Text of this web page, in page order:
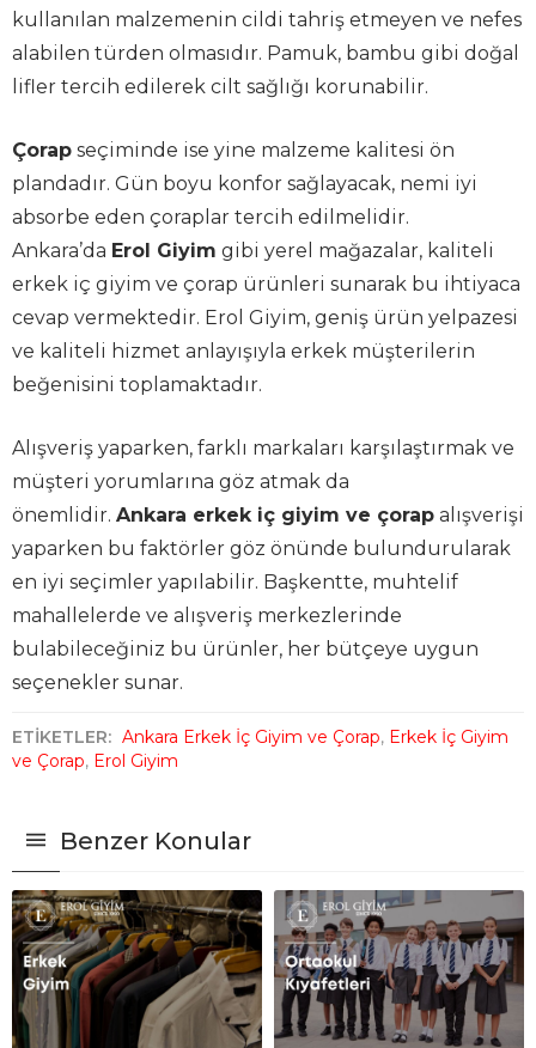
kullanılan malzemenin cildi tahriş etmeyen ve nefes
alabilen türden olmasıdır. Pamuk, bambu gibi doğal
lifler tercih edilerek cilt sağlığı korunabilir.
Çorap seçiminde ise yine malzeme kalitesi ön
plandadır. Gün boyu konfor sağlayacak, nemi iyi
absorbe eden çoraplar tercih edilmelidir.
Ankara’da Erol Giyim gibi yerel mağazalar, kaliteli
erkek iç giyim ve çorap ürünleri sunarak bu ihtiyaca
cevap vermektedir. Erol Giyim, geniş ürün yelpazesi
ve kaliteli hizmet anlayışıyla erkek müşterilerin
beğenisini toplamaktadır.
Alışveriş yaparken, farklı markaları karşılaştırmak ve
müşteri yorumlarına göz atmak da
önemlidir. Ankara erkek iç giyim ve çorap alışverişi
yaparken bu faktörler göz önünde bulundurularak
en iyi seçimler yapılabilir. Başkentte, muhtelif
mahallelerde ve alışveriş merkezlerinde
bulabileceğiniz bu ürünler, her bütçeye uygun
seçenekler sunar.
ETİKETLER: Ankara Erkek İç Giyim ve Çorap, Erkek İç Giyim
ve Çorap, Erol Giyim
Benzer Konular